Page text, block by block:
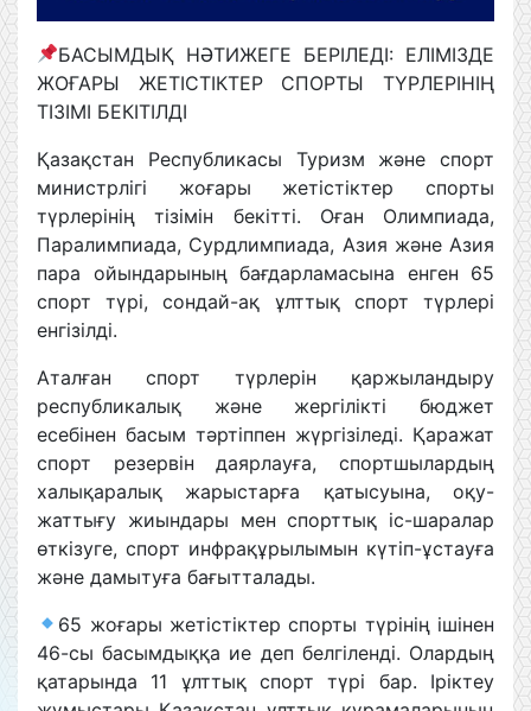
БАСЫМДЫҚ НӘТИЖЕГЕ БЕРІЛЕДІ: ЕЛІМІЗДЕ
ЖОҒАРЫ ЖЕТІСТІКТЕР СПОРТЫ ТҮРЛЕРІНІҢ
ТІЗІМІ БЕКІТІЛДІ
Қазақстан Республикасы Туризм және спорт
министрлігі жоғары жетістіктер спорты
түрлерінің тізімін бекітті. Оған Олимпиада,
Паралимпиада, Сурдлимпиада, Азия және Азия
пара ойындарының бағдарламасына енген 65
спорт түрі, сондай-ақ ұлттық спорт түрлері
енгізілді.
Аталған спорт түрлерін қаржыландыру
республикалық және жергілікті бюджет
есебінен басым тәртіппен жүргізіледі. Қаражат
спорт резервін даярлауға, спортшылардың
халықаралық жарыстарға қатысуына, оқу-
жаттығу жиындары мен спорттық іс-шаралар
өткізуге, спорт инфрақұрылымын күтіп-ұстауға
және дамытуға бағытталады.
65 жоғары жетістіктер спорты түрінің ішінен
46-сы басымдыққа ие деп белгіленді. Олардың
қатарында 11 ұлттық спорт түрі бар. Іріктеу